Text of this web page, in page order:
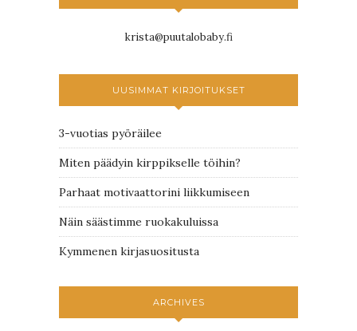
krista@puutalobaby.fi
UUSIMMAT KIRJOITUKSET
3-vuotias pyöräilee
Miten päädyin kirppikselle töihin?
Parhaat motivaattorini liikkumiseen
Näin säästimme ruokakuluissa
Kymmenen kirjasuositusta
ARCHIVES